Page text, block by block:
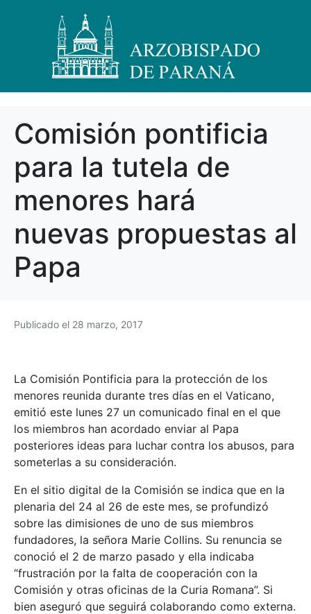
Comisión pontificia
para la tutela de
menores hará
nuevas propuestas al
Papa
Publicado el 28 marzo, 2017
La Comisión Pontificia para la protección de los
menores reunida durante tres días en el Vaticano,
emitió este lunes 27 un comunicado final en el que
los miembros han acordado enviar al Papa
posteriores ideas para luchar contra los abusos, para
someterlas a su consideración.
En el sitio digital de la Comisión se indica que en la
plenaria del 24 al 26 de este mes, se profundizó
sobre las dimisiones de uno de sus miembros
fundadores, la señora Marie Collins. Su renuncia se
conoció el 2 de marzo pasado y ella indicaba
“frustración por la falta de cooperación con la
Comisión y otras oficinas de la Curia Romana”. Si
bien aseguró que seguirá colaborando como externa.